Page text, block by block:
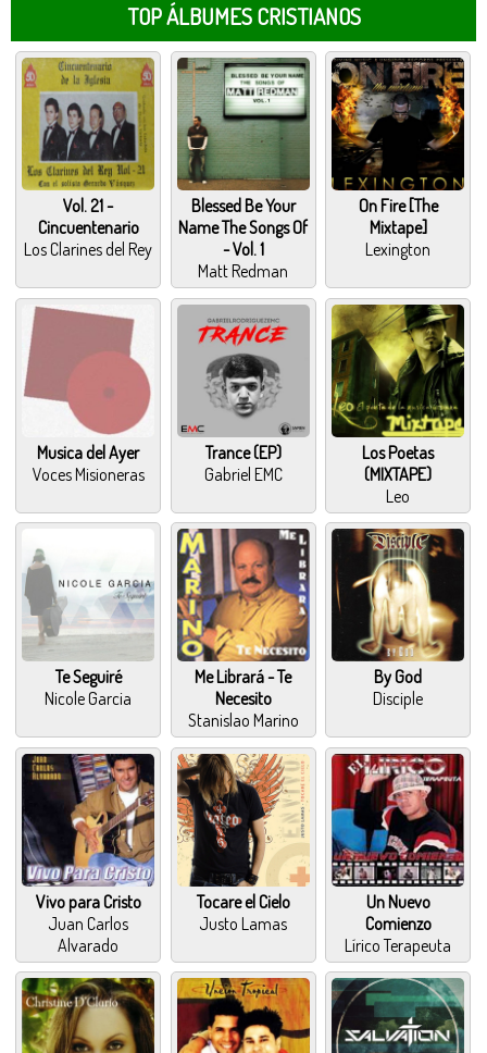
TOP ÁLBUMES CRISTIANOS
Vol. 21 -
Cincuentenario
Los Clarines del Rey
Blessed Be Your
Name The Songs Of
- Vol. 1
Matt Redman
On Fire [The
Mixtape]
Lexington
Musica del Ayer
Voces Misioneras
Trance (EP)
Gabriel EMC
Los Poetas
(MIXTAPE)
Leo
Te Seguiré
Nicole Garcia
Me Librará - Te
Necesito
Stanislao Marino
By God
Disciple
Vivo para Cristo
Juan Carlos
Alvarado
Tocare el Cielo
Justo Lamas
Un Nuevo
Comienzo
Lírico Terapeuta